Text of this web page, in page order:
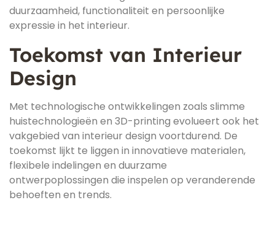
duurzaamheid, functionaliteit en persoonlijke
expressie in het interieur.
Toekomst van Interieur
Design
Met technologische ontwikkelingen zoals slimme
huistechnologieën en 3D-printing evolueert ook het
vakgebied van interieur design voortdurend. De
toekomst lijkt te liggen in innovatieve materialen,
flexibele indelingen en duurzame
ontwerpoplossingen die inspelen op veranderende
behoeften en trends.